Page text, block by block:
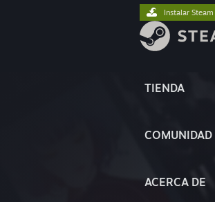
TIENDA
COMUNIDAD
ACERCA DE
Instalar Steam